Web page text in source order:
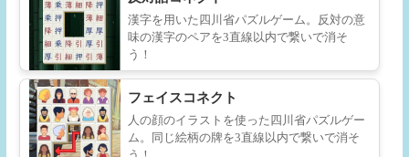
漢字を用いた四川省パズルゲーム。反対の意
味の漢字のペアを3直線以内で繋いで消そ
う！
フェイスコネクト
人の顔のイラストを使った四川省パズルゲー
ム。同じ絵柄の牌を3直線以内で繋いで消そ